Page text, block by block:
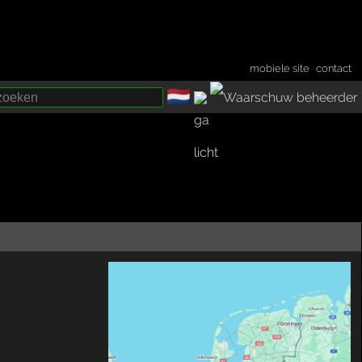
mobiele site ·contact
🇳🇱